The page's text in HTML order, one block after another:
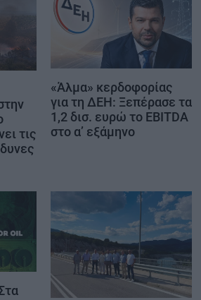
τις
«Άλμα» κερδοφορίας
για τη ΔΕΗ: Ξεπέρασε τα
1,2 δισ. ευρώ το EBITDA
στο α’ εξάμηνο